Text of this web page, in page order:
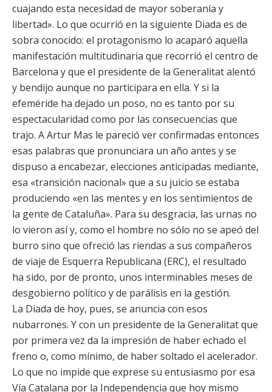
cuajando esta necesidad de mayor soberanía y
libertad». Lo que ocurrió en la siguiente Diada es de
sobra conocido: el protagonismo lo acaparó aquella
manifestación multitudinaria que recorrió el centro de
Barcelona y que el presidente de la Generalitat alentó
y bendijo aunque no participara en ella. Y si la
efeméride ha dejado un poso, no es tanto por su
espectacularidad como por las consecuencias que
trajo. A Artur Mas le pareció ver confirmadas entonces
esas palabras que pronunciara un año antes y se
dispuso a encabezar, elecciones anticipadas mediante,
esa «transición nacional» que a su juicio se estaba
produciendo «en las mentes y en los sentimientos de
la gente de Cataluña». Para su desgracia, las urnas no
lo vieron así y, como el hombre no sólo no se apeó del
burro sino que ofreció las riendas a sus compañeros
de viaje de Esquerra Republicana (ERC), el resultado
ha sido, por de pronto, unos interminables meses de
desgobierno político y de parálisis en la gestión.
La Diada de hoy, pues, se anuncia con esos
nubarrones. Y con un presidente de la Generalitat que
por primera vez da la impresión de haber echado el
freno o, como mínimo, de haber soltado el acelerador.
Lo que no impide que exprese su entusiasmo por esa
Vía Catalana por la Independencia que hoy mismo